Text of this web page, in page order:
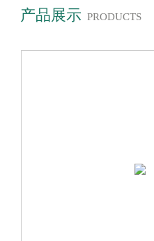
产品展示 PRODUCTS